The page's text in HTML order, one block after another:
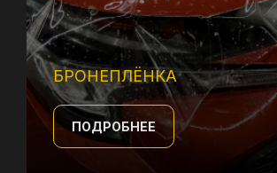
Защита кузова от загрязнений,
воды и мелких повреждений
с долговечным блеском.
БРОНЕПЛЁНКА
ПОДРОБНЕЕ